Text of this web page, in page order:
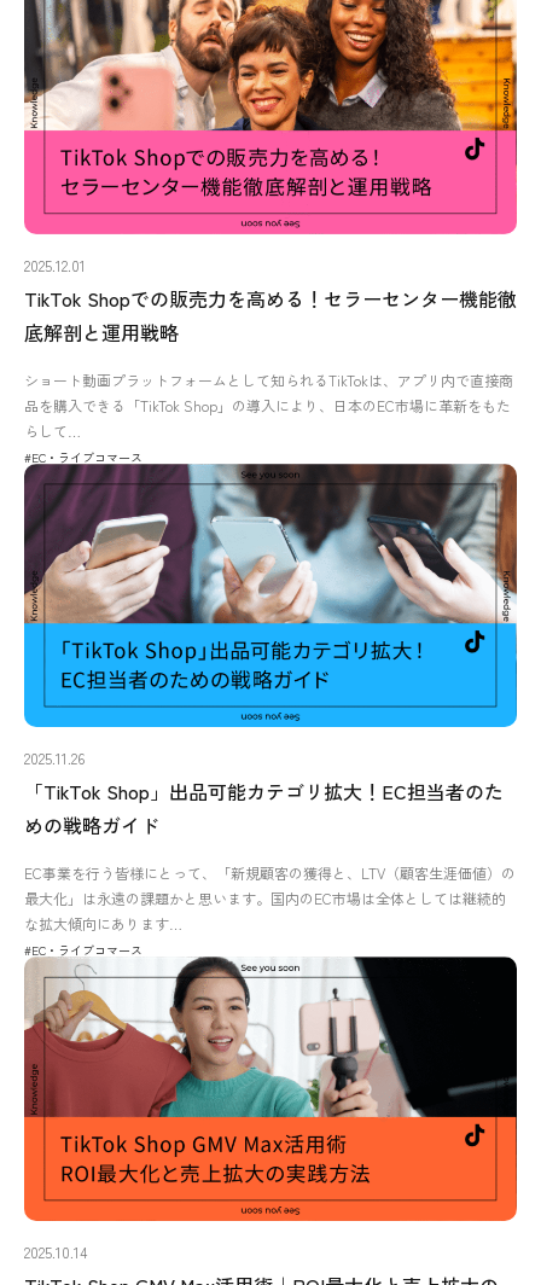
2025.12.01
TikTok Shopでの販売力を高める！セラーセンター機能徹
底解剖と運用戦略
ショート動画プラットフォームとして知られるTikTokは、アプリ内で直接商
品を購入できる「TikTok Shop」の導入により、日本のEC市場に革新をもた
らして…
#EC・ライブコマース
2025.11.26
「TikTok Shop」出品可能カテゴリ拡大！EC担当者のた
めの戦略ガイド
EC事業を行う皆様にとって、「新規顧客の獲得と、LTV（顧客生涯価値）の
最大化」は永遠の課題かと思います。国内のEC市場は全体としては継続的
な拡大傾向にあります…
#EC・ライブコマース
2025.10.14